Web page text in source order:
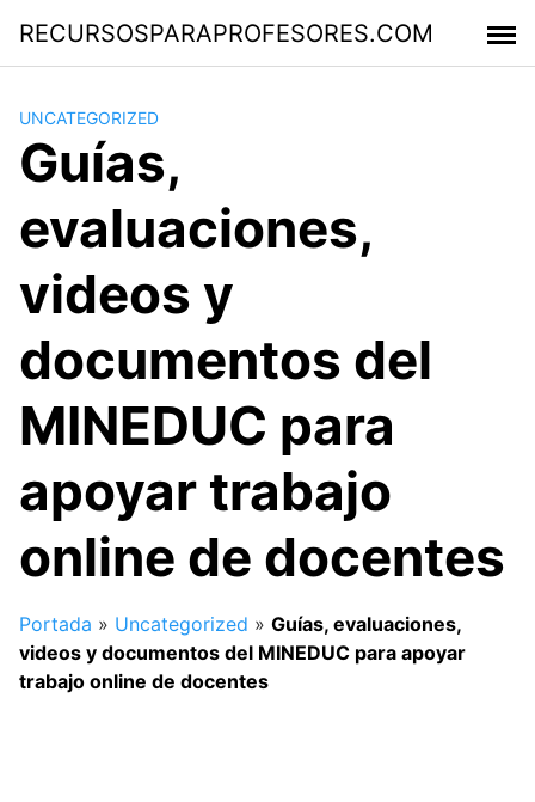
contenido
RECURSOSPARAPROFESORES.COM
UNCATEGORIZED
Guías,
evaluaciones,
videos y
documentos del
MINEDUC para
apoyar trabajo
online de docentes
Portada » Uncategorized » Guías, evaluaciones,
videos y documentos del MINEDUC para apoyar
trabajo online de docentes